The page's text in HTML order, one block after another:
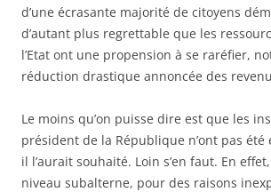
d’une écrasante majorité de citoyens
d’autant plus regrettable que les
l’Etat ont une propension à se raréfier,
réduction drastique annoncée des
Le moins qu’on puisse dire est que les
président de la République n’ont pas été
il l’aurait souhaité. Loin s’en faut. En
niveau subalterne, pour des raisons